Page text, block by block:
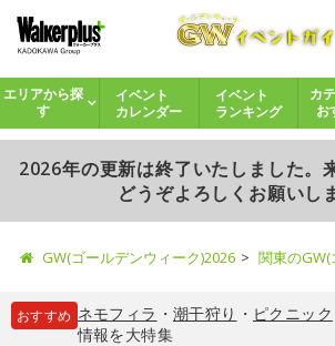
エリアから探
す
イベント
カレンダー
イベント
ランキング
カ
お
2026年の更新は終了いたしました。
どうぞよろしくお願いし
GW(ゴールデンウィーク)2026 関東の
おすすめ ネモフィラ ・ 潮干狩り ・ ピクニック
情報を大特集